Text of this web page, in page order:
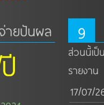
ายปันผล 9
ส่วนนี้เป็
รายงาน
17/07/